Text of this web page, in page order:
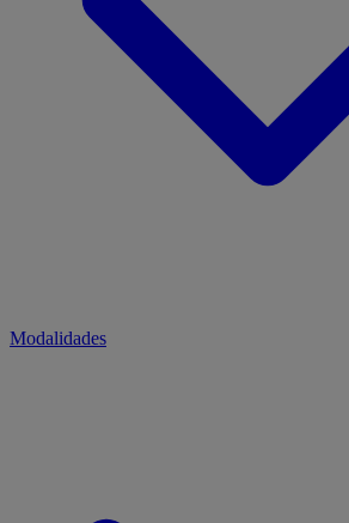
Modalidades